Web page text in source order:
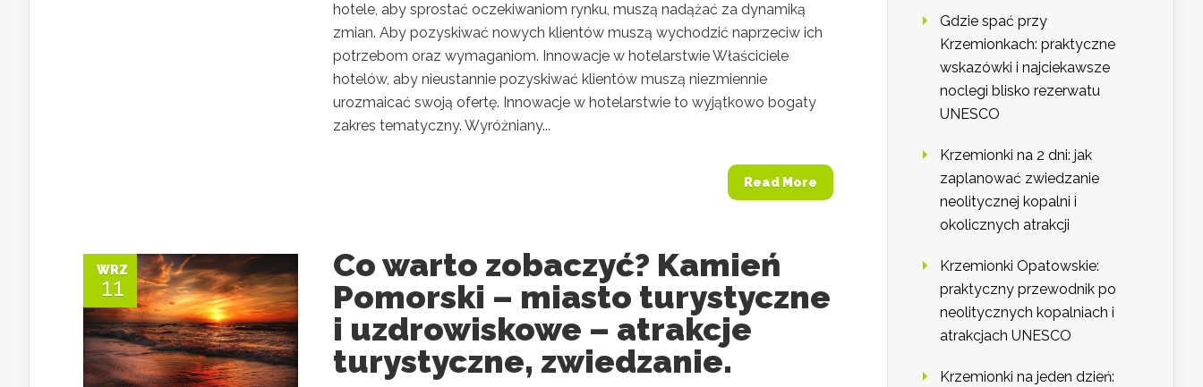
hotele, aby sprostać oczekiwaniom rynku, muszą nadążać za dynamiką
zmian. Aby pozyskiwać nowych klientów muszą wychodzić naprzeciw ich
potrzebom oraz wymaganiom. Innowacje w hotelarstwie Właściciele
hotelów, aby nieustannie pozyskiwać klientów muszą niezmiennie
urozmaicać swoją ofertę. Innowacje w hotelarstwie to wyjątkowo bogaty
zakres tematyczny. Wyróżniany...
Read More
WRZ
11
Co warto zobaczyć? Kamień
Pomorski – miasto turystyczne
i uzdrowiskowe – atrakcje
turystyczne, zwiedzanie.
Gdzie spać przy
Krzemionkach: praktyczne
wskazówki i najciekawsze
noclegi blisko rezerwatu
UNESCO
Krzemionki na 2 dni: jak
zaplanować zwiedzanie
neolitycznej kopalni i
okolicznych atrakcji
Krzemionki Opatowskie:
praktyczny przewodnik po
neolitycznych kopalniach i
atrakcjach UNESCO
Krzemionki na jeden dzień: